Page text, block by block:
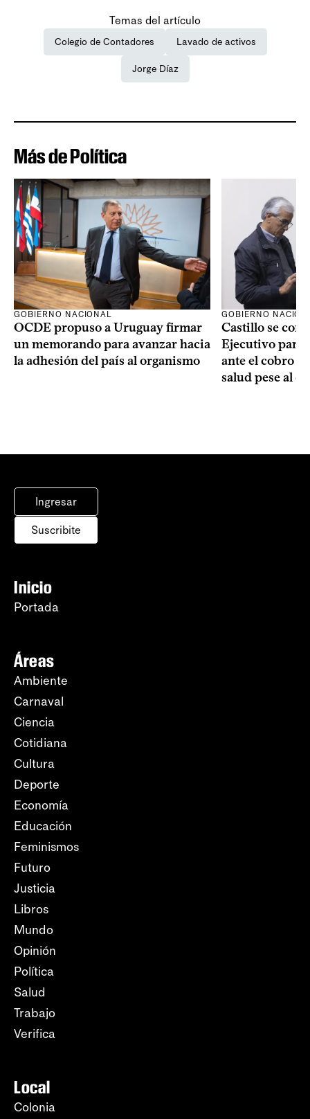
Temas del artículo
Colegio de Contadores Lavado de activos
Jorge Díaz
Más de Política
GOBIERNO NACIONAL
OCDE propuso a Uruguay firmar
un memorando para avanzar hacia
la adhesión del país al organismo
GOBIERNO
Castillo se
Ejecutivo para
ante el cobro
salud pese al
Ingresar
Suscribite
Inicio
Portada
Áreas
Ambiente
Carnaval
Ciencia
Cotidiana
Cultura
Deporte
Economía
Educación
Feminismos
Futuro
Justicia
Libros
Mundo
Opinión
Política
Salud
Trabajo
Verifica
Local
Colonia